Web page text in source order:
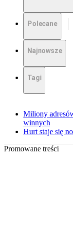
Polecane
Najnowsze
Tagi
Miliony
winnych
Hurt staje się
Promowane treści